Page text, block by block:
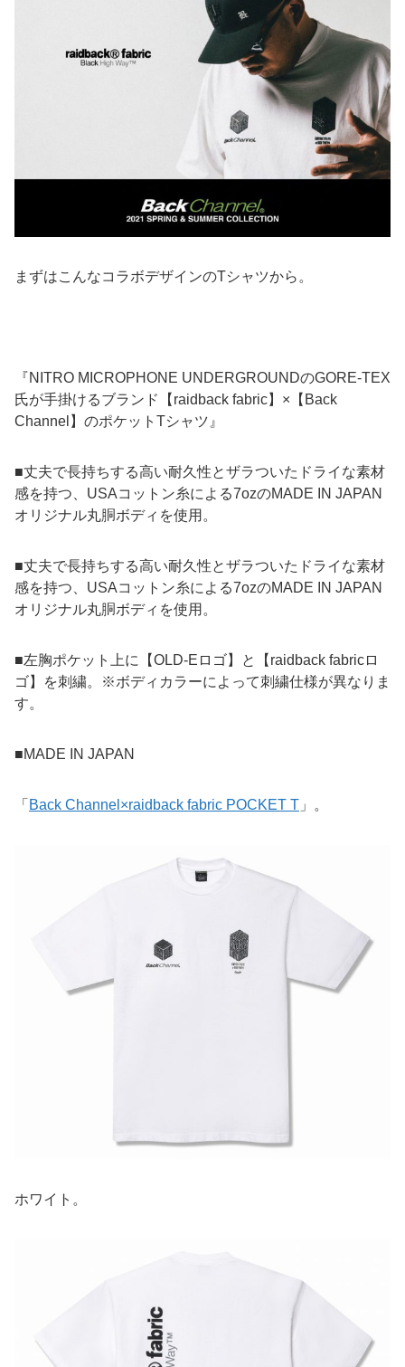
まずはこんなコラボデザインのTシャツから。
『NITRO MICROPHONE UNDERGROUNDのGORE-TEX
氏が手掛けるブランド【raidback fabric】×【Back
Channel】のポケットTシャツ』
■丈夫で長持ちする高い耐久性とザラついたドライな素材
感を持つ、USAコットン糸による7ozのMADE IN JAPAN
オリジナル丸胴ボディを使用。
■丈夫で長持ちする高い耐久性とザラついたドライな素材
感を持つ、USAコットン糸による7ozのMADE IN JAPAN
オリジナル丸胴ボディを使用。
■左胸ポケット上に【OLD-Eロゴ】と【raidback fabricロ
ゴ】を刺繍。※ボディカラーによって刺繍仕様が異なりま
す。
■MADE IN JAPAN
「 Back Channel×raidback fabric POCKET T 」。
ホワイト。